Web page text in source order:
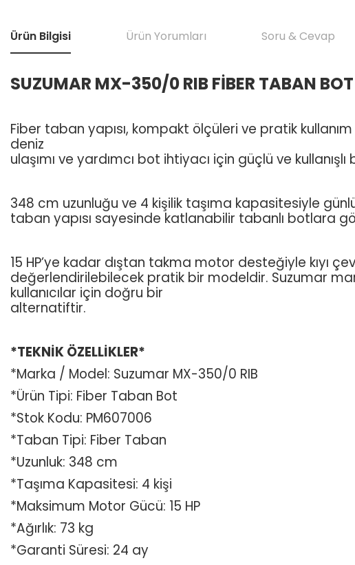
Ürün Bilgisi Ürün Yorumları Soru & Cevap
SUZUMAR MX-350/0 RIB FİBER TABAN BOT
Fiber taban yapısı, kompakt ölçüleri ve pratik kullanım
deniz
ulaşımı ve yardımcı bot ihtiyacı için güçlü ve
348 cm uzunluğu ve 4 kişilik taşıma kapasitesiyle
taban yapısı sayesinde katlanabilir tabanlı botlara
15 HP’ye kadar dıştan takma motor desteğiyle kıyı
değerlendirilebilecek pratik bir modeldir. Suzumar
kullanıcılar için doğru bir
alternatiftir.
*TEKNİK ÖZELLİKLER*
*Marka / Model: Suzumar MX-350/0 RIB
*Ürün Tipi: Fiber Taban Bot
*Stok Kodu: PM607006
*Taban Tipi: Fiber Taban
*Uzunluk: 348 cm
*Taşıma Kapasitesi: 4 kişi
*Maksimum Motor Gücü: 15 HP
*Ağırlık: 73 kg
*Garanti Süresi: 24 ay